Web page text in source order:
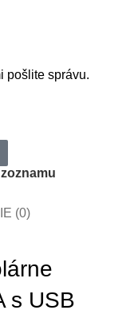
pošlite správu.
(0)
s USB